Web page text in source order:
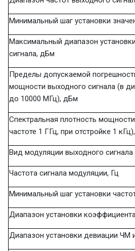
Минимальный шаг установки
Максимальный диапазон
сигнала, дБм
Пределы допускаемой
мощности выходного сигнала (в
до 10000 МГц), дБм
Спектральная плотность
частоте 1 ГГц, при отстройке 1
Вид модуляции выходного сигнала
Частота сигнала модуляции, Гц
Минимальный шаг установки
Диапазон установки
Диапазон установки девиации ЧМ